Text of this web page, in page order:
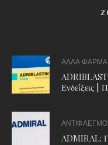
ΑΛΛΑ
Ενδείξεις |
ADMIRAL: